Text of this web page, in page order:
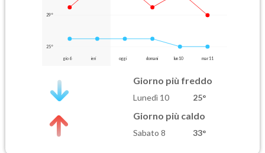
29°
25°
gio 6 ieri oggi domani lun 10 mar 11
Giorno più freddo
Lunedì 10 25°
Giorno più caldo
Sabato 8 33°